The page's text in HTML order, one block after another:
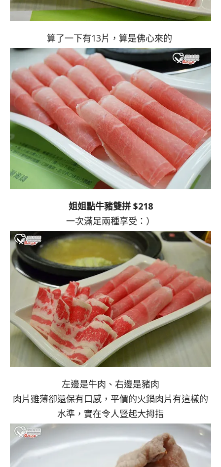
算了一下有13片，算是佛心來的
姐姐點牛豬雙拼 $218
一次滿足兩種享受：）
左邊是牛肉、右邊是豬肉
肉片雖薄卻還保有口感，平價的火鍋肉片有這樣的
水準，實在令人豎起大拇指